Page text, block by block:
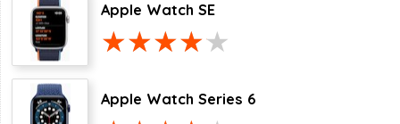
Apple Watch SE
Apple Watch Series 6